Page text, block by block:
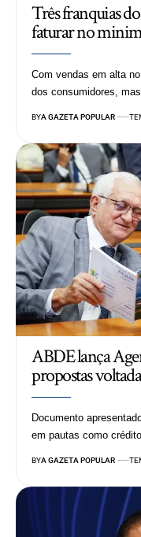
Três franquias
faturar no
Com vendas em alta
dos consumidores,
BYA GAZETA POPULAR
ABDE lança
propostas
Documento
em pautas como
BYA GAZETA POPULAR